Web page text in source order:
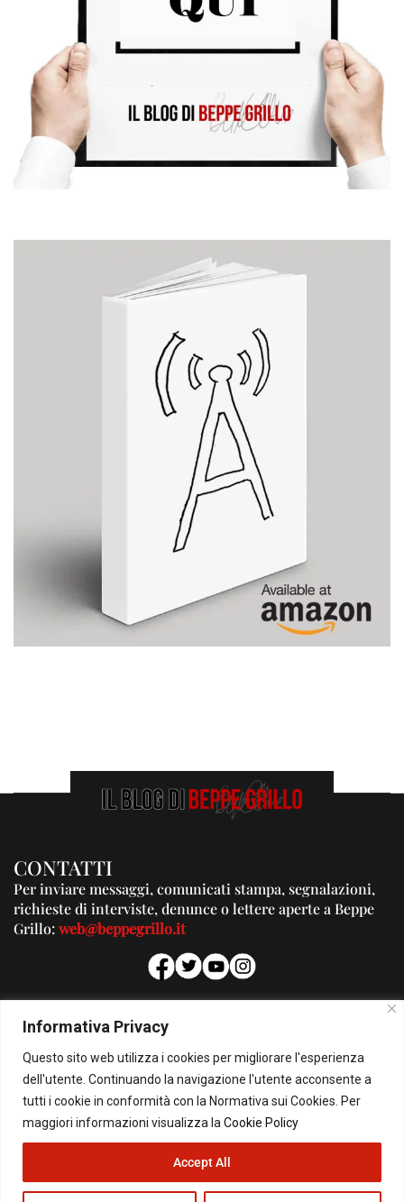
Informativa Privacy
Questo sito web utilizza i cookies per migliorare l'esperienza
dell'utente. Continuando la navigazione l'utente acconsente a
tutti i cookie in conformità con la Normativa sui Cookies. Per
maggiori informazioni visualizza la Cookie Policy
Accept All
CONTATTI
Per inviare messaggi, comunicati stampa, segnalazioni,
richieste di interviste, denunce o lettere aperte a Beppe
Grillo:web@beppegrillo.it
PUBBLICITA'
Per la tua pubblicità su questo Blog:
pubblicita@beppegrillo.it
HOMEPAGE COOKIE POLICY PRIVACY POLICY CONTATTI
© Copyright 2026 - Il Blog di Beppe Grillo. All Rights Reserved - Powered by
happygrafic.com